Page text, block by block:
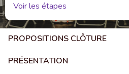
Voir les étapes
PROPOSITIONS CLÔTURE
PRÉSENTATION